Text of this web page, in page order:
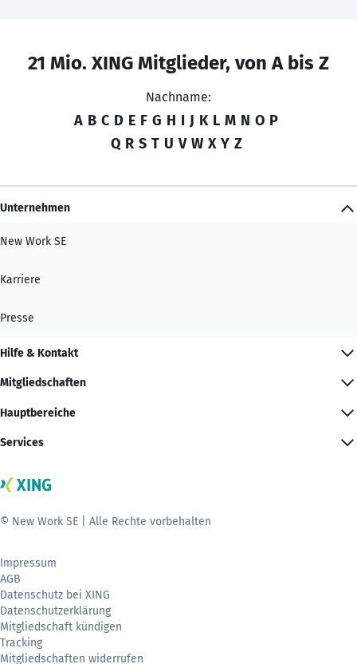
21 Mio. XING Mitglieder, von A bis Z
Nachname:
A B C D E F G H I J K L M N O P
Q R S T U V W X Y Z
Unternehmen
New Work SE
Karriere
Presse
Hilfe & Kontakt
Mitgliedschaften
Hauptbereiche
Services
© New Work SE | Alle Rechte vorbehalten
Impressum
AGB
Datenschutz bei XING
Datenschutzerklärung
Mitgliedschaft kündigen
Tracking
Mitgliedschaften widerrufen